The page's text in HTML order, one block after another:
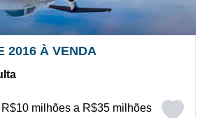
2016 À VENDA
R$10 milhões a R$35 milhões